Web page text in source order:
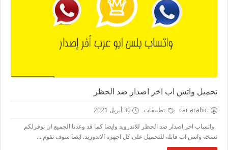
تحميل واتس اب اخر اصدار ضد الحظر
car arabic تطبيقات
30 أبريل 2021
واتساب اخر اصدار ضد الحظر للاندرويد وايضا كما قد وعدنا الجميع ان نوفرلكم
نسخة واتس اب قابلة للتحميل على كل اجهزة الاندوريد. ايضا سوف نقوم ...